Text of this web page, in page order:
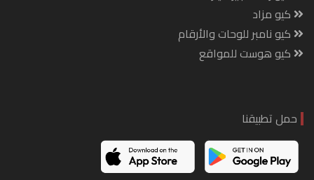
كيو مزاد
كيو نامبر للوحات والأرقام
كيو هوست للمواقع
حمل تطبيقنا